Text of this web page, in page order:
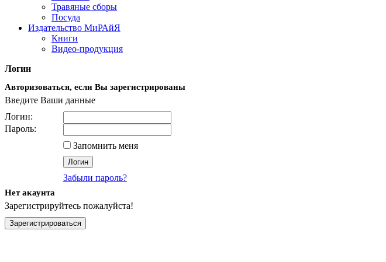
Травяные сборы
Посуда
Издательство МиРАйЯ
Книги
Видео-продукция
Логин
Авторизоваться, если Вы зарегистрированы
Введите Ваши данные
Логин:
Пароль:
Запомнить меня
Забыли пароль?
Нет акаунта
Зарегистрируйтесь пожалуйста!